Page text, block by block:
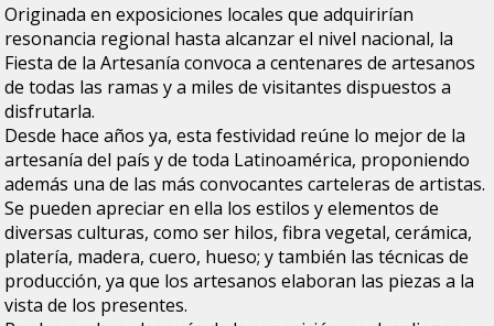
Originada en exposiciones locales que adquirirían
resonancia regional hasta alcanzar el nivel nacional, la
Fiesta de la Artesanía convoca a centenares de artesanos
de todas las ramas y a miles de visitantes dispuestos a
disfrutarla.
Desde hace años ya, esta festividad reúne lo mejor de la
artesanía del país y de toda Latinoamérica, proponiendo
además una de las más convocantes carteleras de artistas.
Se pueden apreciar en ella los estilos y elementos de
diversas culturas, como ser hilos, fibra vegetal, cerámica,
platería, madera, cuero, hueso; y también las técnicas de
producción, ya que los artesanos elaboran las piezas a la
vista de los presentes.